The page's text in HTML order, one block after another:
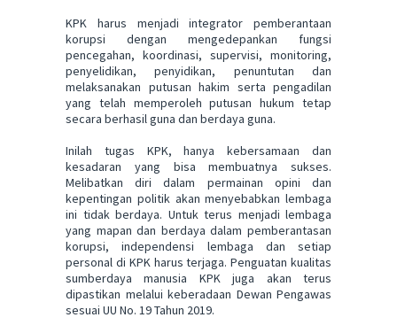
KPK harus menjadi integrator pemberantaan
korupsi dengan mengedepankan fungsi
pencegahan, koordinasi, supervisi, monitoring,
penyelidikan, penyidikan, penuntutan dan
melaksanakan putusan hakim serta pengadilan
yang telah memperoleh putusan hukum tetap
secara berhasil guna dan berdaya guna.
Inilah tugas KPK, hanya kebersamaan dan
kesadaran yang bisa membuatnya sukses.
Melibatkan diri dalam permainan opini dan
kepentingan politik akan menyebabkan lembaga
ini tidak berdaya. Untuk terus menjadi lembaga
yang mapan dan berdaya dalam pemberantasan
korupsi, independensi lembaga dan setiap
personal di KPK harus terjaga. Penguatan kualitas
sumberdaya manusia KPK juga akan terus
dipastikan melalui keberadaan Dewan Pengawas
sesuai UU No. 19 Tahun 2019.